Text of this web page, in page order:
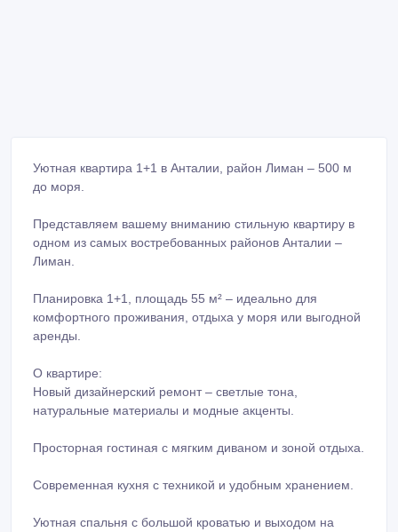
Уютная квартира 1+1 в Анталии, район Лиман – 500 м
до моря.
Представляем вашему вниманию стильную квартиру в
одном из самых востребованных районов Анталии –
Лиман.
Планировка 1+1, площадь 55 м² – идеально для
комфортного проживания, отдыха у моря или выгодной
аренды.
О квартире:
Новый дизайнерский ремонт – светлые тона,
натуральные материалы и модные акценты.
Просторная гостиная с мягким диваном и зоной отдыха.
Современная кухня с техникой и удобным хранением.
Уютная спальня с большой кроватью и выходом на